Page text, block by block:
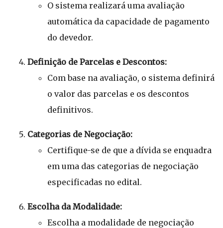
O sistema realizará uma avaliação
automática da capacidade de pagamento
do devedor.
Definição de Parcelas e Descontos:
Com base na avaliação, o sistema definirá
o valor das parcelas e os descontos
definitivos.
Categorias de Negociação:
Certifique-se de que a dívida se enquadra
em uma das categorias de negociação
especificadas no edital.
Escolha da Modalidade:
Escolha a modalidade de negociação